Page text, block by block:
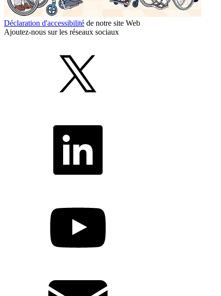
Déclaration d'accessibilité de notre site Web
Ajoutez-nous sur les réseaux sociaux